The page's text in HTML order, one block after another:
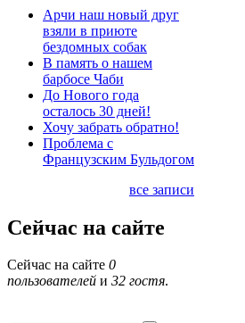
Арчи наш новый друг
взяли в приюте
бездомных собак
В память о нашем
барбосе Чаби
До Нового года
осталось 30 дней!
Хочу забрать обратно!
Проблема с
Французским Бульдогом
все записи
Сейчас на сайте
Сейчас на сайте 0
пользователей и 32 гостя.